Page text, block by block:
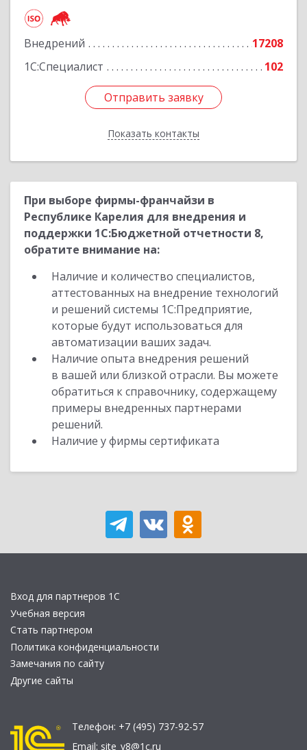
Внедрений
17208
1С:Специалист
102
Отправить заявку
Показать контакты
Отправить заявку
Назад
При выборе фирмы-франчайзи в
Республике Карелия для внедрения и
поддержки 1С:Бюджетной отчетности 8,
обратите внимание на:
Наличие и количество специалистов,
аттестованных на внедрение технологий
и решений системы 1С:Предприятие,
которые будут использоваться для
автоматизации ваших задач.
Наличие опыта внедрения решений
в вашей или близкой отрасли. Вы можете
обратиться к справочнику, содержащему
примеры внедренных партнерами
решений.
Наличие у фирмы сертификата
Вход для партнеров 1С
Учебная версия
Стать партнером
Политика конфиденциальности
Замечания по сайту
Другие сайты
Телефон: +7 (495) 737-92-57
Email: site_v8@1c.ru